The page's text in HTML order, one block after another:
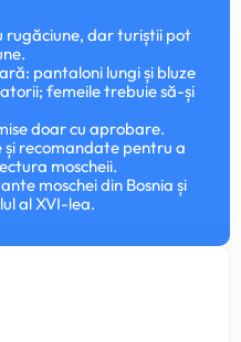
rugăciune, dar turiștii pot
pantaloni lungi și bluze
femeile trebuie să-și
doar cu aprobare.
și recomandate pentru a
moscheii.
moschei din Bosnia și
al XVI-lea.